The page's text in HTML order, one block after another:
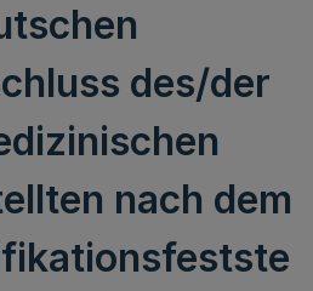
des/der
nach dem